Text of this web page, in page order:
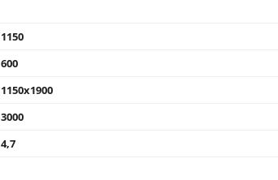
1150
600
1150x1900
3000
4,7